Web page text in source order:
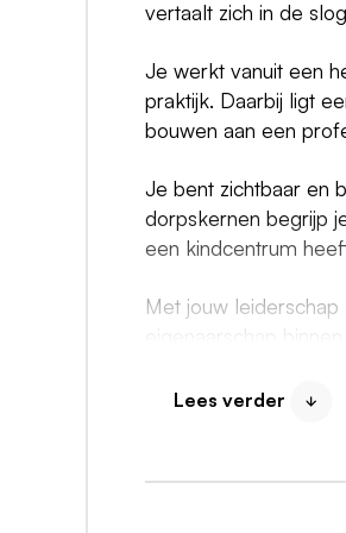
vertaalt zich in de
Je werkt vanuit een
praktijk. Daarbij ligt
bouwen aan een
Je bent zichtbaar en
dorpskernen begrijp
een kindcentrum
Met jouw
eigenaarschap
begrijpt de dynamiek
Lees verder